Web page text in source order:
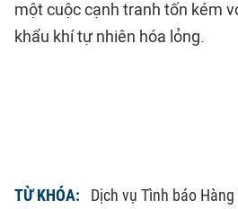
một cuộc cạnh tranh tốn kém
khẩu khí tự nhiên hóa lỏng.
TỪ KHÓA:
Dịch vụ Tình báo